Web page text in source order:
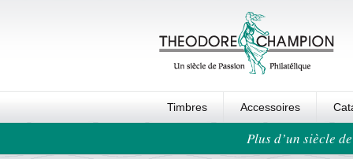
Timbres Accessoires
Ordre au panierPlus d’un siècle